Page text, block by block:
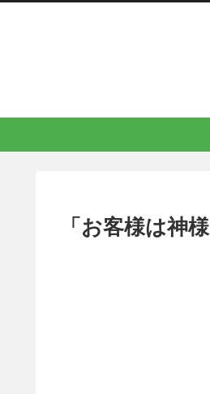
「お客様は神